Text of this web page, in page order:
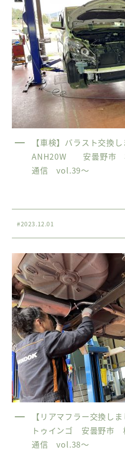
【車検】バラスト交換
ANH20W 安曇野市
通信 vol.39〜
#2023.12.01
【リアマフラー交換し
トゥインゴ 安曇野市
通信 vol.38〜